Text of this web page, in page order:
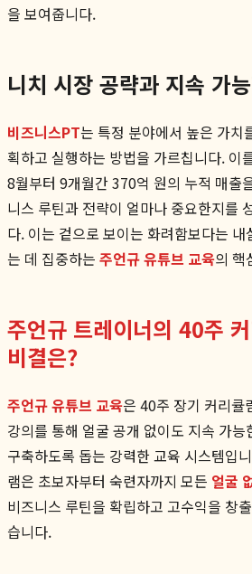
을 보여줍니다.
니치 시장 공략과 지속 가
비즈니스PT는 특정 분야에서 높은 가치
획하고 실행하는 방법을 가르칩니다. 이
8월부터 9개월간 370억 원의 누적 매출
니스 루틴과 전략이 얼마나 중요한지를
다. 이는 겉으로 보이는 화려함보다는
는 데 집중하는 주언규 유튜브 교육의 핵
주언규 트레이너의 40주
비결은?
주언규 유튜브 교육은 40주 장기 커리큘
강의를 통해 얼굴 공개 없이도 지속 가능
구축하도록 돕는 강력한 교육 시스템입
램은 초보자부터 숙련자까지 모든 얼굴
비즈니스 루틴을 확립하고 고수익을 창
습니다.